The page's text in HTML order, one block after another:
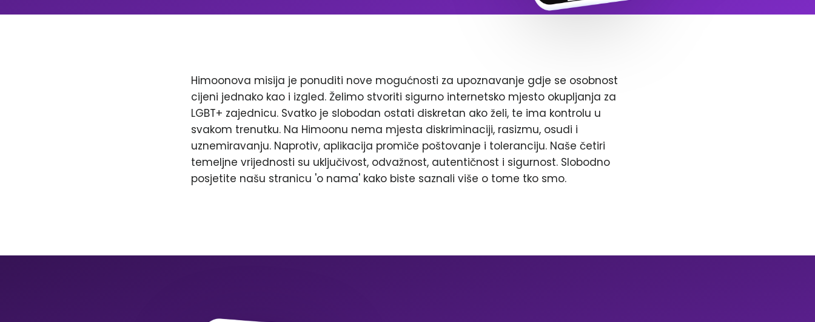
Himoonova misija je ponuditi nove mogućnosti za upoznavanje gdje se osobnost
cijeni jednako kao i izgled. Želimo stvoriti sigurno internetsko mjesto okupljanja za
LGBT+ zajednicu. Svatko je slobodan ostati diskretan ako želi, te ima kontrolu u
svakom trenutku. Na Himoonu nema mjesta diskriminaciji, rasizmu, osudi i
uznemiravanju. Naprotiv, aplikacija promiče poštovanje i toleranciju. Naše četiri
temeljne vrijednosti su uključivost, odvažnost, autentičnost i sigurnost. Slobodno
posjetite našu stranicu 'o nama' kako biste saznali više o tome tko smo.